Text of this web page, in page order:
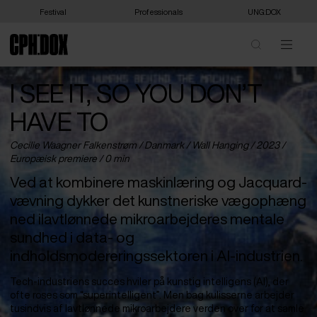
Festival Professionals UNG:DOX
I SEE IT, SO YOU DON’T
HAVE TO
Cecilie Waagner Falkenstrøm /Danmark/ Wall Hanging / 2023 /
Europæisk premiere / 0 min
Ved at kombinere maskinlæring og Jacquard-
vævning dykker det kunstneriske vægophæng
ned ilavtlønnede mikroarbejderes mentale
sundhed i data- og
indholdsmodereringssektoren i AI-industrien.
Tech-industriens succes hviler på kunstig intelligens (AI), der
ofte roses som “superintelligent”. Men bag kulisserne arbejder
tusindvis af lavtlønnede mikroarbejdere verden over for at samle